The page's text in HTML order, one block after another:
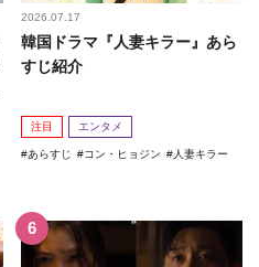
2026.07.17
韓国ドラマ『人妻キラー』あら
すじ紹介
注目 エンタメ
あらすじ コン・ヒョジン 人妻キラー